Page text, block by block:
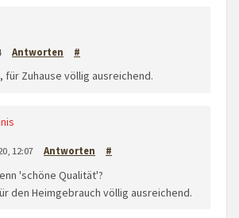
Antworten #
für Zuhause völlig ausreichend.
12:07 Antworten #
'schöne Qualität'?
den Heimgebrauch völlig ausreichend.